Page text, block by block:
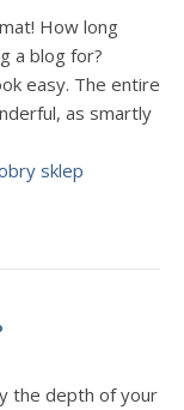
How long
a blog for?
easy. The entire
as smartly
sklep
the depth of your